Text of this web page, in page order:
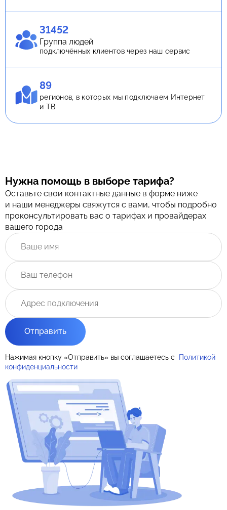
31452
Группа людей
подключённых клиентов через наш сервис
89
регионов, в которых мы подключаем Интернет
и ТВ
Нужна помощь в выборе тарифа?
Оставьте свои контактные данные в форме ниже
и наши менеджеры свяжутся с вами, чтобы подробно
проконсультировать вас о тарифах и провайдерах
вашего города
Отправить
Нажимая кнопку «Отправить» вы соглашаетесь с
Политикой
конфиденциальности